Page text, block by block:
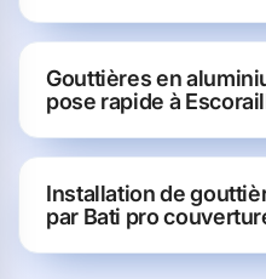
Gouttières en
pose rapide à
Installation de
par Bati pro